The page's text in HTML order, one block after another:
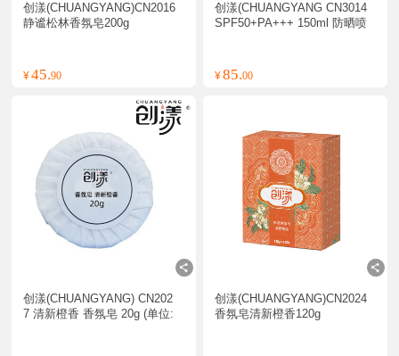
创漾(CHUANGYANG)CN2016
静谧松林香氛皂200g
¥45.90
创漾(CHUANGYANG CN3014
SPF50+PA+++ 150ml 防晒喷
¥85.00
创漾(CHUANGYANG) CN202
7 清新橙香 香氛皂 20g (单位:
创漾(CHUANGYANG)CN2024
香氛皂清新橙香120g